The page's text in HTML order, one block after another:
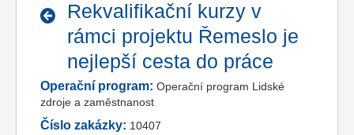
Rekvalifikační kurzy v
rámci projektu Řemeslo je
nejlepší cesta do práce
Operační program: Operační program Lidské
zdroje a zaměstnanost
Číslo zakázky: 10407